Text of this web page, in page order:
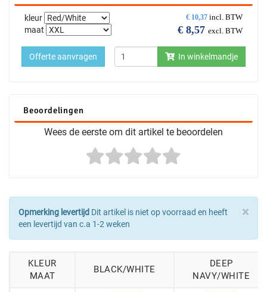
€ 10,37 incl. BTW
€ 8,57 excl. BTW
kleur
maat
In winkelmandje
Offerte aanvragen
Beoordelingen
Wees de eerste om dit artikel te beoordelen
×
Opmerking levertijd Dit artikel is niet op voorraad en heeft
een levertijd van c.a 1-2 weken
KLEUR
MAAT
BLACK/WHITE
DEEP
NAVY/WHITE